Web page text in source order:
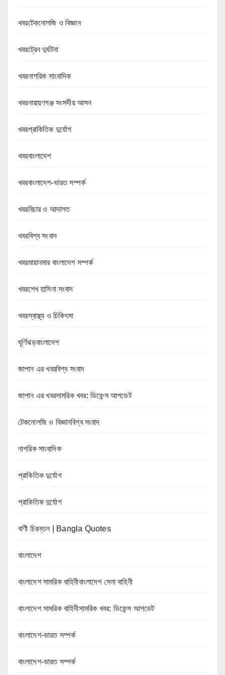
খবরটেকনোলজি ও বিজ্ঞান
খবরট্রেন দুর্ঘটনা
খবরনাগরিক সাংবাদিক
খবরনারায়ণগঞ্জ সংসদীয় আসন
খবরপ্রাকিতিক দুর্যোগ
খবরবাংলাদেশ
খবরবাংলাদেশ-ভারত সম্পর্ক
খবরবিচার ও আদালত
খবরবিশ্ব সংবাদ
খবরমায়ানমার বাংলাদেশ সম্পর্ক
খবরশেখ হাসিনা সংবাদ
খবরস্বাস্থ্য ও চিকিৎসা
ঘূর্ণিঝড়বাংলাদেশ
জাপান এর খবরবিশ্ব সংবাদ
জাপান এর খবরসামরিক খবর: ডিফেন্স আপডেট
টেকনোলজি ও বিজ্ঞানবিশ্ব সংবাদ
নাগরিক সাংবাদিক
প্রাকিতিক দুর্যোগ
প্রাকিতিক দুর্যোগ
বাণী চিরন্তন | Bangla Quotes
বাংলাদেশ
বাংলাদেশ সামরিক বাহিনীবাংলাদেশ সেনা বাহিনী
বাংলাদেশ সামরিক বাহিনীসামরিক খবর: ডিফেন্স আপডেট
বাংলাদেশ-ভারত সম্পর্ক
বাংলাদেশ-ভারত সম্পর্ক